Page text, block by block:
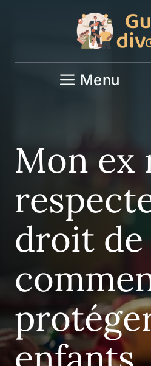
Menu
Mon ex
droit